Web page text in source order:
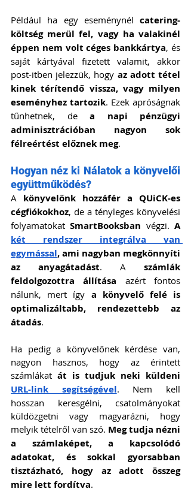
Például ha egy eseménynél catering-
költség merül fel, vagy ha valakinél
éppen nem volt céges bankkártya, és
saját kártyával fizetett valamit, akkor
post-itben jelezzük, hogy az adott tétel
kinek térítendő vissza, vagy milyen
eseményhez tartozik. Ezek apróságnak
tűnhetnek, de a napi pénzügyi
adminisztrációban nagyon sok
félreértést előznek meg.
Hogyan néz ki Nálatok a könyvelői
együttműködés?
A könyvelőnk hozzáfér a QUiCK-es
cégfiókokhoz, de a tényleges könyvelési
folyamatokat SmartBooksban végzi. A
két rendszer integrálva van
egymással, ami nagyban megkönnyíti
az anyagátadást. A számlák
feldolgozottra állítása azért fontos
nálunk, mert így a könyvelő felé is
optimalizáltabb, rendezettebb az
átadás.
Ha pedig a könyvelőnek kérdése van,
nagyon hasznos, hogy az érintett
számlákat
URL-link segítségével. Nem kell
hosszan keresgélni, csatolmányokat
küldözgetni vagy magyarázni, hogy
melyik tételről van szó. Meg tudja nézni
a számlaképet, a kapcsolódó
adatokat, és sokkal gyorsabban
tisztázható, hogy az adott összeg
mire lett fordítva.